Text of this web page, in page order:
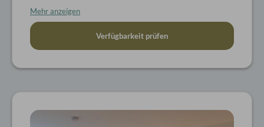
Badeschlappen, ca. 18-20 qm
Hunde nach Absprache
Mehr anzeigen
Verfügbarkeit prüfen